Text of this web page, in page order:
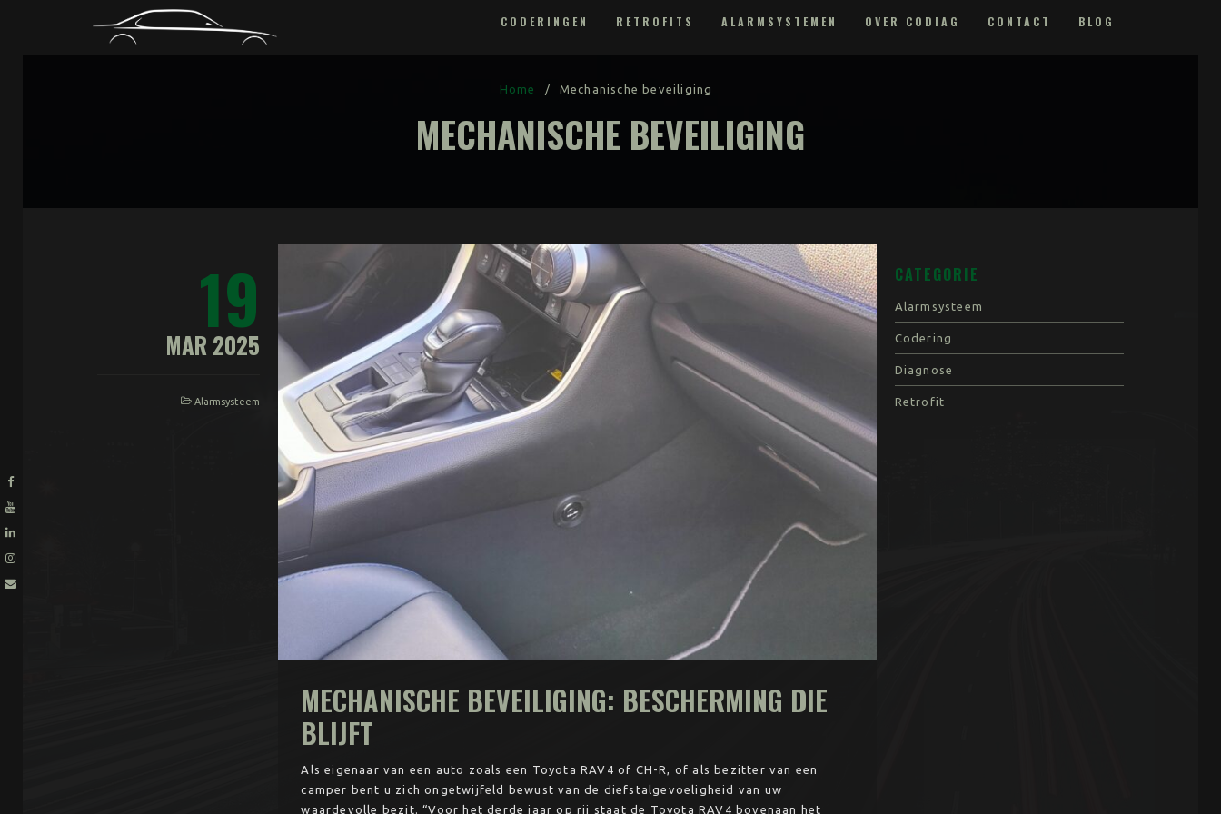
CODERINGEN RETROFITS ALARMSYSTEMEN OVER CODIAG CONTACT BLOG
Home / Mechanische beveiliging
MECHANISCHE BEVEILIGING
19
MAR 2025
Alarmsysteem
MECHANISCHE BEVEILIGING: BESCHERMING DIE
BLIJFT
Als eigenaar van een auto zoals een Toyota RAV4 of CH-R, of als bezitter van een
camper bent u zich ongetwijfeld bewust van de diefstalgevoeligheid van uw
waardevolle bezit. “Voor het derde jaar op rij staat de Toyota RAV4 bovenaan het
CATEGORIE
Alarmsysteem
Codering
Diagnose
Retrofit